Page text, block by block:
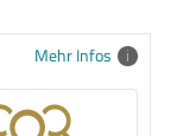
Mehr Infos